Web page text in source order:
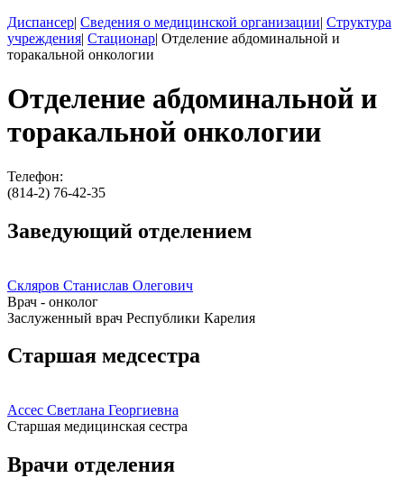
Вы здесь
Диспансер| Сведения о медицинской организации| Структура
учреждения| Стационар| Отделение абдоминальной и
торакальной онкологии
Отделение абдоминальной и
торакальной онкологии
Телефон:
(814-2) 76-42-35
Заведующий отделением
Скляров Станислав Олегович
Врач - онколог
Заслуженный врач Республики Карелия
Старшая медсестра
Ассес Светлана Георгиевна
Старшая медицинская сестра
Врачи отделения